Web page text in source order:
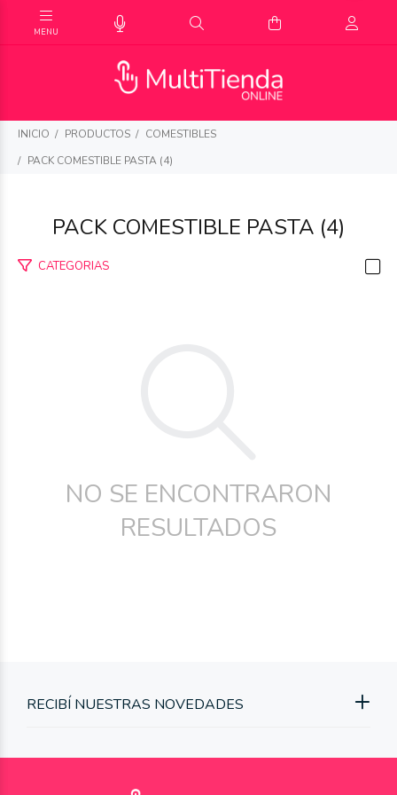
INICIO PRODUCTOS
COMESTIBLES
PACK COMESTIBLE PASTA (4)
PACK COMESTIBLE PASTA (4)
CATEGORIAS
NO SE ENCONTRARON
RESULTADOS
RECIBÍ NUESTRAS NOVEDADES